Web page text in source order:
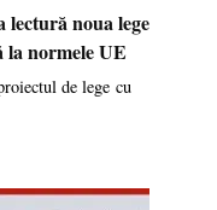
noua lege
normele UE
de lege cu